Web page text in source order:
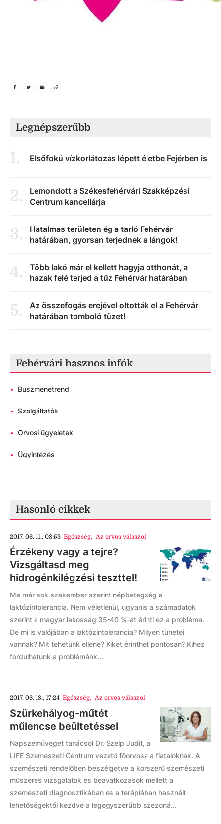
Legnépszerűbb
1. Elsőfokú vízkorlátozás lépett életbe Fejérben is
2.
Lemondott a Székesfehérvári Szakképzési
Centrum kancellárja
3.
Hatalmas területen ég a tarló Fehérvár
határában, gyorsan terjednek a lángok!
4.
Több lakó már el kellett hagyja otthonát, a
házak felé terjed a tűz Fehérvár határában
5.
Az összefogás erejével oltották el a Fehérvár
határában tomboló tüzet!
Fehérvári hasznos infók
• Buszmenetrend
• Szolgáltatók
• Orvosi ügyeletek
• Ügyintézés
Hasonló cikkek
2017. 06. 11., 08:53 Egészség, Az orvos válaszol
Érzékeny vagy a tejre?
Vizsgáltasd meg
hidrogénkilégzési teszttel!
Ma már sok szakember szerint népbetegség a
laktózintolerancia. Nem véletlenül, ugyanis a számadatok
szerint a magyar lakosság 35-40 %-át érinti ez a probléma.
De mi is valójában a laktózintolerancia? Milyen tünetei
vannak? Mit tehetünk ellene? Kiket érinthet pontosan? Kihez
fordulhatunk a problémánk...
2017. 06. 18., 17:24 Egészség, Az orvos válaszol
Szürkehályog-műtét
műlencse beültetéssel
Napszemüveget tanácsol Dr. Szelp Judit, a
LIFE Szemészeti Centrum vezető főorvosa a fiataloknak. A
szemészeti rendelőben beszélgetve a korszerű szemészeti
műszeres vizsgálatok és beavatkozások mellett a
szemészeti diagnosztikában és a terápiában használt
lehetőségektől kezdve a legegyszerűbb szezoná...